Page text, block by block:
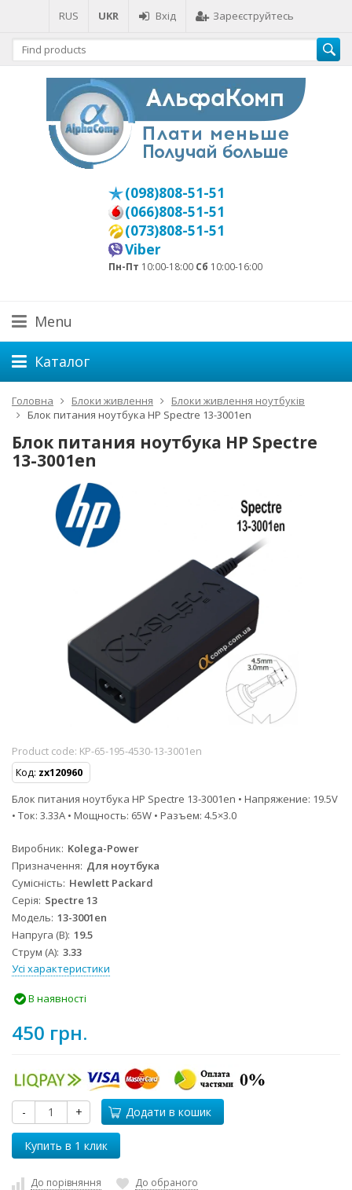
RUS UKR Вхід Зареєструйтесь
(098)808-51-51
(066)808-51-51
(073)808-51-51
Viber
Пн-Пт 10:00-18:00 Сб 10:00-16:00
Menu
Каталог
Головна Блоки живлення
Блоки живлення ноутбуків
Блок питания ноутбука HP Spectre 13-3001en
Блок питания ноутбука HP Spectre
13-3001en
Product code: KP-65-195-4530-13-3001en
Код: zx120960
Блок питания ноутбука HP Spectre 13-3001en • Напряжение: 19.5V
• Ток: 3.33A • Мощность: 65W • Разъем: 4.5×3.0
Виробник Kolega-Power
Призначення Для ноутбука
Сумісність Hewlett Packard
Серія Spectre 13
Модель 13-3001en
Напруга (В) 19.5
Струм (А) 3.33
Усі характеристики
В наявності
450 грн.
- + Додати в кошик
До порівняння До обраного